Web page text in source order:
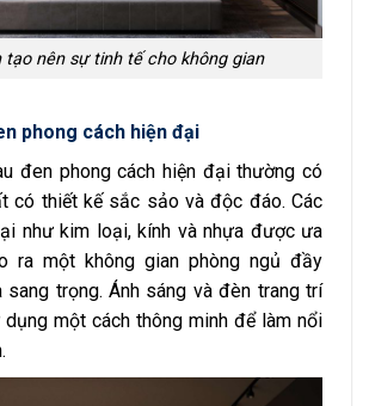
tạo nên sự tinh tế cho không gian
phong cách hiện đại
đen phong cách hiện đại thường có
có thiết kế sắc sảo và độc đáo. Các
như kim loại, kính và nhựa được ưa
ra một không gian phòng ngủ đầy
sang trọng. Ánh sáng và đèn trang trí
một cách thông minh để làm nổi